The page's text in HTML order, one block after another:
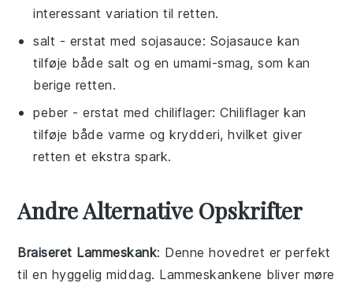
interessant variation til retten.
salt - erstat medsojasauce: Sojasauce kan
tilføje både salt og en umami-smag, som kan
berige retten.
peber - erstat med chiliflager: Chiliflager kan
tilføje både varme og krydderi, hvilket giver
retten et ekstra spark.
Andre Alternative Opskrifter
Braiseret Lammeskank: Dennehovedret er perfekt
til en hyggelig middag. Lammeskankene bliver møre